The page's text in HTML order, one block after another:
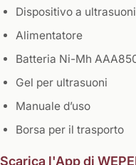
Dispositivo a
Alimentatore
Batteria Ni-Mh
Gel per ultrasuoni
Manuale d’uso
Borsa per il trasporto
Scarica l'App di